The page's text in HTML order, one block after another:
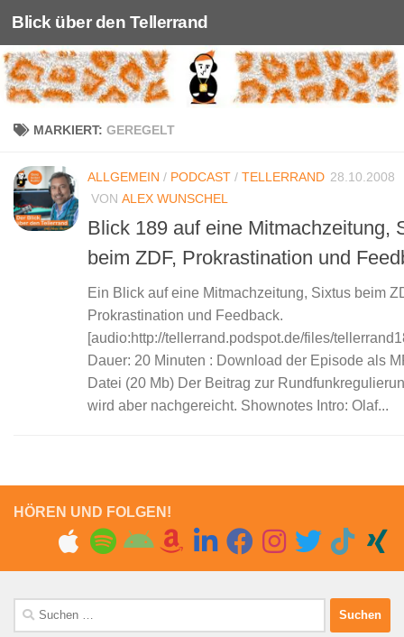
Unter dem Inhalt
Blick über den Tellerrand
MARKIERT: GEREGELT
ALLGEMEIN / PODCAST / TELLERRAND 28.10.2008
VON ALEX WUNSCHEL
Blick 189 auf eine Mitmachzeitung,
beim ZDF, Prokrastination und
Ein Blick auf eine Mitmachzeitung, Sixtus beim
Prokrastination und Feedback.
[audio:http://tellerrand.podspot.de/files/
Dauer: 20 Minuten : Download der Episode als
Datei (20 Mb) Der Beitrag zur
wird aber nachgereicht. Shownotes Intro: Olaf...
HÖREN UND FOLGEN!
Suchen
nach: